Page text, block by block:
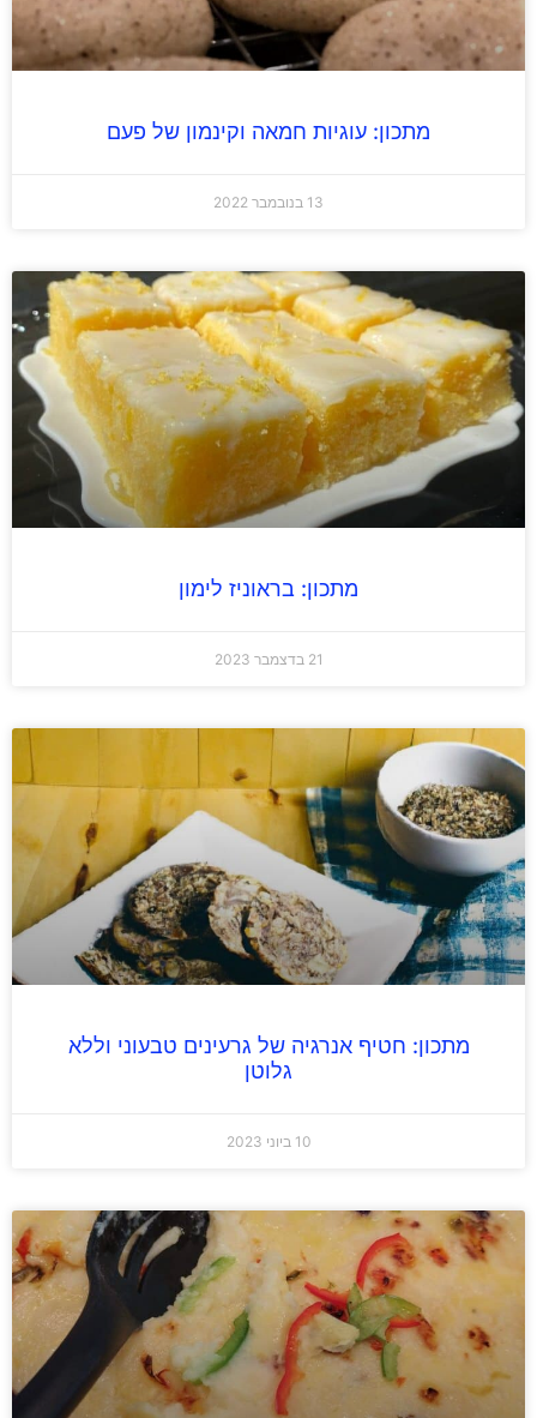
מתכון: עוגיות חמאה וקינמון של פעם
מתכון: בראוניז לימון
מתכון: חטיף אנרגיה של גרעינים טבעוני וללא
גלוטן